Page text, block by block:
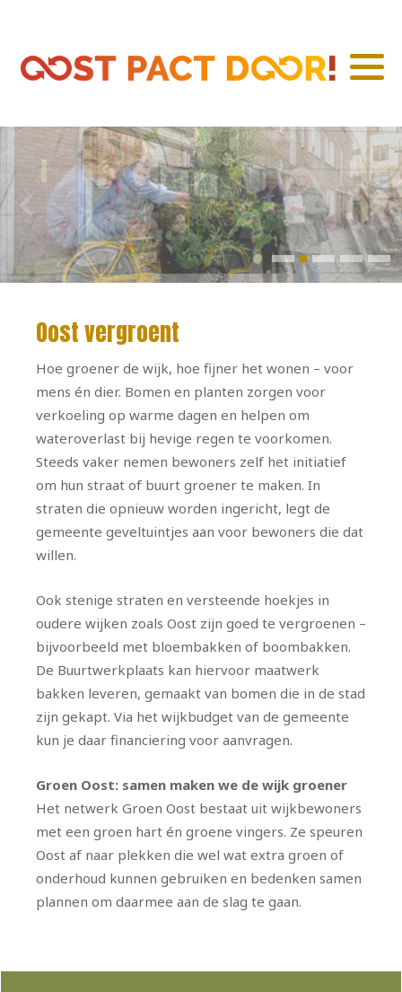
Oost vergroent
Hoe groener de wijk, hoe fijner het wonen – voor
mens én dier. Bomen en planten zorgen voor
verkoeling op warme dagen en helpen om
wateroverlast bij hevige regen te voorkomen.
Steeds vaker nemen bewoners zelf het initiatief
om hun straat of buurt groener te maken. In
straten die opnieuw worden ingericht, legt de
gemeente geveltuintjes aan voor bewoners die dat
willen.
Ook stenige straten en versteende hoekjes in
oudere wijken zoals Oost zijn goed te vergroenen –
bijvoorbeeld met bloembakken of boombakken.
De Buurtwerkplaats kan hiervoor maatwerk
bakken leveren, gemaakt van bomen die in de stad
zijn gekapt. Via het wijkbudget van de gemeente
kun je daar financiering voor aanvragen.
Groen Oost: samen maken we de wijk groener
Het netwerk Groen Oost bestaat uit wijkbewoners
met een groen hart én groene vingers. Ze speuren
Oost af naar plekken die wel wat extra groen of
onderhoud kunnen gebruiken en bedenken samen
plannen om daarmee aan de slag te gaan.
Oost verbindt
Groen Oost
Schoon Oost
Oost onderneemt
Opgroeien in Oost
Oost onderzoekt